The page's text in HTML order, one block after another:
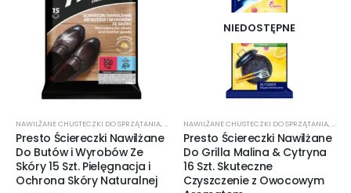
NAWILŻANE CHUSTECZKI DO SPRZĄTANIA, ŚRODKI CZYSTOŚCI
Presto Ściereczki Nawilżane
Do Butów i Wyrobów Ze
Skóry 15 Szt. Pielęgnacja i
Ochrona Skóry Naturalnej
NIEDOSTĘPNE
NAWILŻANE CHUSTECZKI DO SPRZĄTANIA,
Presto Ściereczki Nawilżane
Do Grilla Malina & Cytryna
16 Szt. Skuteczne
Czyszczenie z Owocowym